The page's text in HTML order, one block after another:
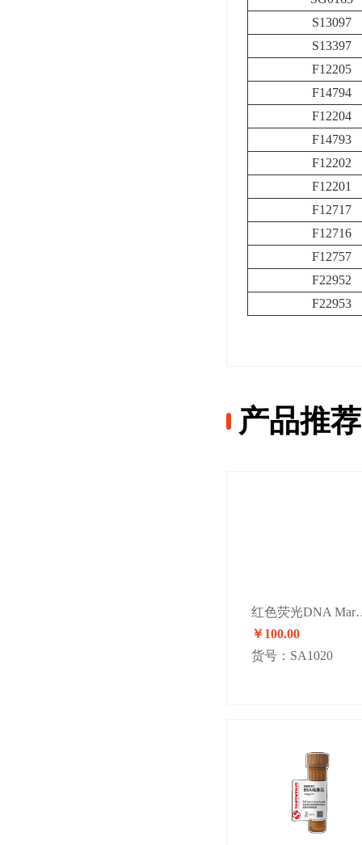
S13097
S13397
F12205
F14794
F12204
F14793
F12202
F12201
F12717
F12716
F12757
F22952
F22953
产品推荐
红色荧光
￥100.00
货号：SA1020